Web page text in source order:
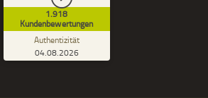
1.918
Kundenbewertungen
Authentizität
04.08.2026ProvenExpert.com
von